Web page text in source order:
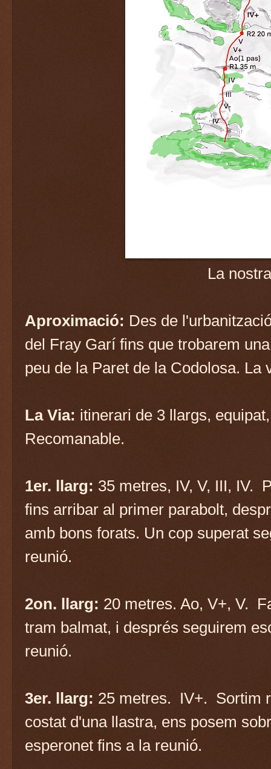
La
Aproximació: Des de
del Fray Garí fins que trobarem
peu de la Paret de la Codolosa.
La Via: itinerari de 3 llargs,
Recomanable.
1er. llarg: 35 metres, IV, V, III, IV.
fins arribar al primer parabolt,
amb bons forats. Un cop superat
reunió.
2on. llarg: 20 metres. Ao, V+, V.
tram balmat, i després seguirem
reunió.
3er. llarg: 25 metres. IV+. Sortim
costat d'una llastra, ens posem
esperonet fins a la reunió.